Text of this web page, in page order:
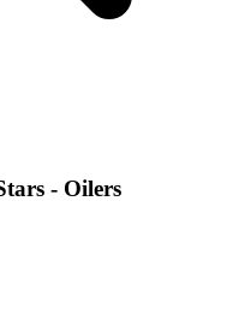
- Oilers